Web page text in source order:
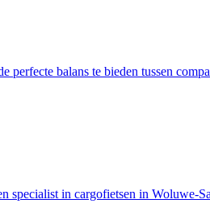
balans te bieden tussen
in cargofietsen in Woluwe-